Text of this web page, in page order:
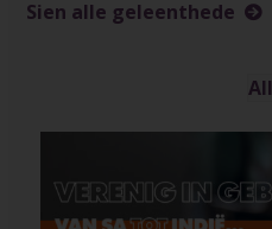
Sien alle geleenthede
All